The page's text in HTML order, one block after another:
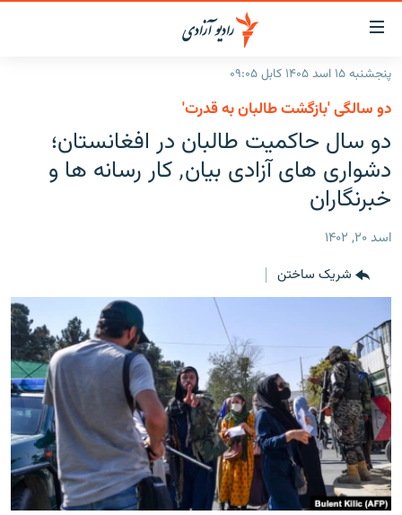
لینک‌های
قابل
دسترسی
به
متن
اصلی
بازگشت
اصلی
صفحه
جستجو
صفحه نخست
گزارش‌ها
افغانستان
منطقه
خبرها
افغانستان
جدول نشرات
مجموعه تصویری
ورزش
بحران مهاجرت
'کووید-۱۹'
تماس
صفحه پشتو
Azadi English
پنجشنبه ۱۵ اسد ۱۴۰۵ کابل ۰۹:۰۵
دو سالگی 'بازگشت طالبان به قدرت'
دو سال حاکمیت طالبان در افغانستان؛
دشواری های آزادی بیان٬ کار رسانه ها و
خبرنگاران
اسد ۲۰, ۱۴۰۲
شریک ساختن